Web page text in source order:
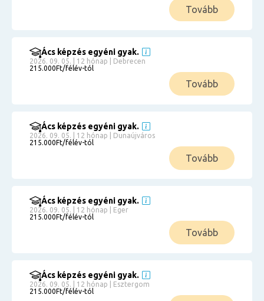
Tovább
Ács képzés egyéni gyak.
2026. 09. 05. | 12 hónap | Debrecen
215.000Ft/félév-tól
Tovább
Ács képzés egyéni gyak.
2026. 09. 05. | 12 hónap | Dunaújváros
215.000Ft/félév-tól
Tovább
Ács képzés egyéni gyak.
2026. 09. 05. | 12 hónap | Eger
215.000Ft/félév-tól
Tovább
Ács képzés egyéni gyak.
2026. 09. 05. | 12 hónap | Esztergom
215.000Ft/félév-tól